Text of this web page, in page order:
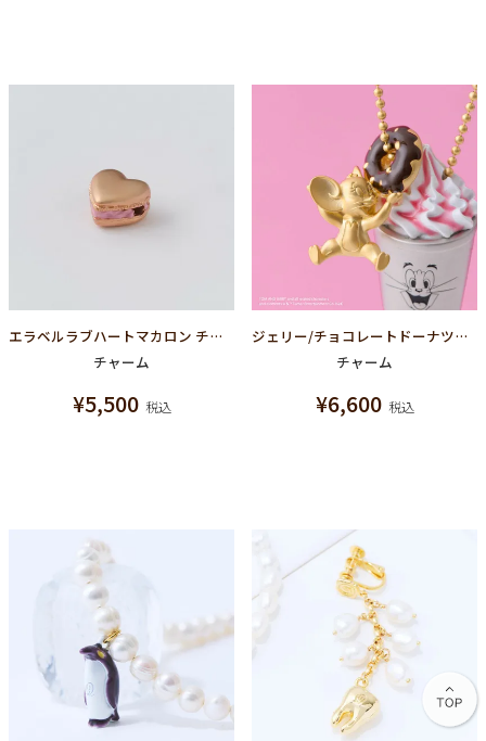
エラベルラブハートマカロン チャーム(ピンクゴールド)
チャーム
¥5,500 税込
ジェリー/チョコレートドーナツ チャーム
チャーム
¥6,600 税込